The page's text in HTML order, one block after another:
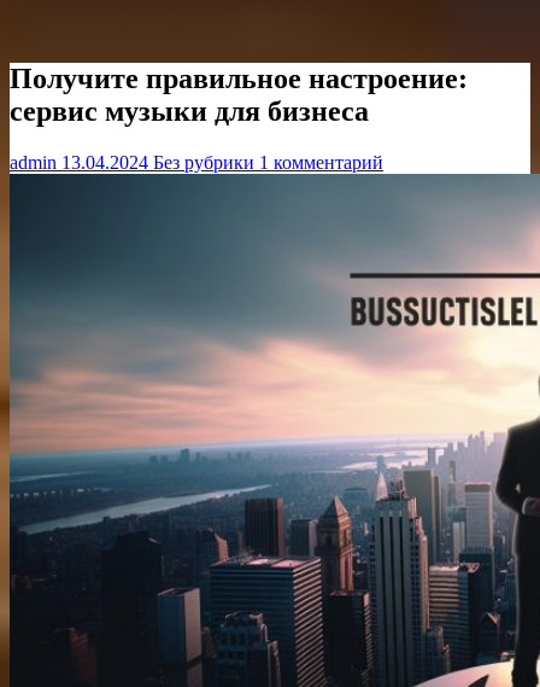
Получите правильное настроение:
сервис музыки для бизнеса
admin 13.04.2024 Без рубрики 1 комментарий